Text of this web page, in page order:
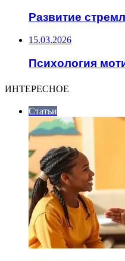
Развитие
15.03.2026
Психология
ИНТЕРЕСНОЕ
Статьи